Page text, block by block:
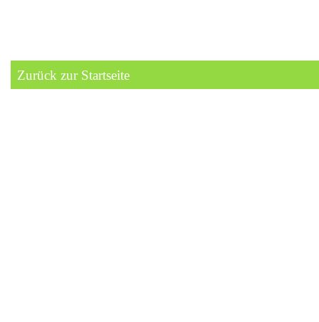
Zurück zur Startseite